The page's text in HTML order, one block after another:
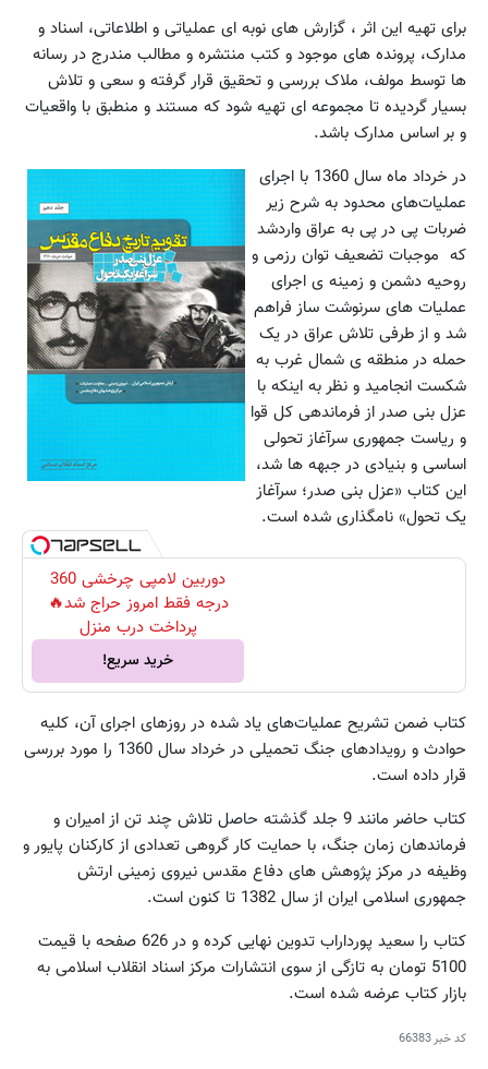
برای تهیه این اثر ، گزارش های نوبه ای عملیاتی و اطلاعاتی، اسناد و
مدارک، پرونده های موجود و کتب منتشره و مطالب مندرج در رسانه
ها توسط مولف، ملاک بررسی و تحقیق قرار گرفته و سعی و تلاش
بسیار گردیده تا مجموعه ای تهیه شود که مستند و منطبق با واقعیات
و بر اساس مدارک باشد.
در خرداد ماه سال 1360 با اجرای
عملیات‌های محدود به شرح زیر
ضربات پی در پی به عراق واردشد
که موجبات تضعیف توان رزمی و
روحیه دشمن و زمینه ی اجرای
عملیات های سرنوشت ساز فراهم
شد و از طرفی تلاش عراق در یک
حمله در منطقه ی شمال غرب به
شکست انجامید و نظر به اینکه با
عزل بنی صدر از فرماندهی کل قوا
و ریاست جمهوری سرآغاز تحولی
اساسی و بنیادی در جبهه ها شد،
این کتاب «عزل بنی صدر؛ سرآغاز
یک تحول» نامگذاری شده است.
دوربین لامپی چرخشی 360
درجه فقط امروز حراج شد🔥
پرداخت درب منزل
خرید سریع!
کتاب ضمن تشریح عملیات‌های یاد شده در روزهای اجرای آن، کلیه
حوادث و رویدادهای جنگ تحمیلی در خرداد سال 1360 را مورد بررسی
قرار داده است.
کتاب حاضر مانند 9 جلد گذشته حاصل تلاش چند تن از امیران و
فرماندهان زمان جنگ، با حمایت کار گروهی تعدادی از کارکنان پایور و
وظیفه در مرکز پژوهش های دفاع مقدس نیروی زمینی ارتش
جمهوری اسلامی ایران از سال 1382 تا کنون است.
کتاب را سعید پورداراب تدوین نهایی کرده و در 626 صفحه با قیمت
5100 تومان به تازگی از سوی انتشارات مرکز اسناد انقلاب اسلامی به
بازار کتاب عرضه شده است.
کد خبر66383